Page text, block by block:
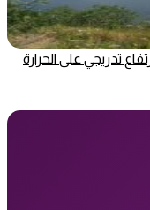
تدريجي على الحرارة